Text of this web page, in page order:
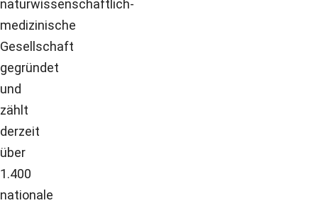
naturwissenschaftlich-
medizinische
Gesellschaft
gegründet
und
zählt
derzeit
über
1.400
nationale